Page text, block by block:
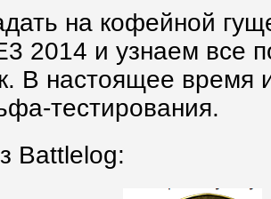
на кофейной
2014 и узнаем все
В настоящее время
тестирования.
Battlelog: